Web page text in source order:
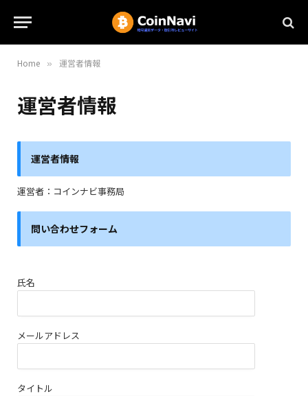
Home » 運営者情報
運営者情報
運営者情報
運営者：コインナビ事務局
問い合わせフォーム
氏名
メールアドレス
タイトル